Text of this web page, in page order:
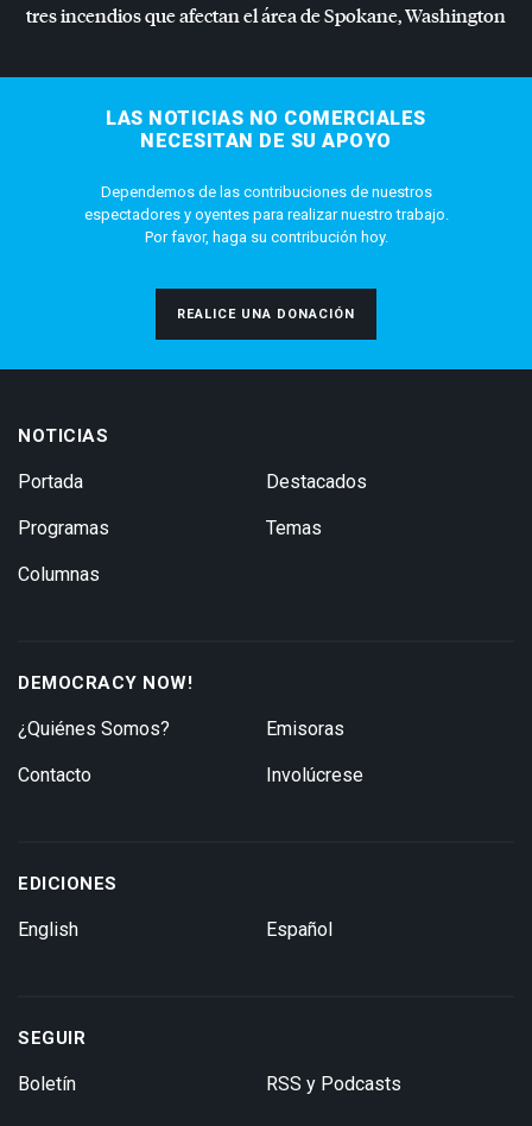
tres incendios que afectan el área de Spokane, Washington
LAS NOTICIAS NO COMERCIALES
NECESITAN DE SU APOYO
Dependemos de las contribuciones de nuestros
espectadores y oyentes para realizar nuestro trabajo.
Por favor, haga su contribución hoy.
REALICE UNA DONACIÓN
NOTICIAS
Portada
Programas
Columnas
Destacados
Temas
DEMOCRACY NOW!
¿Quiénes Somos?
Contacto
Emisoras
Involúcrese
EDICIONES
English Español
SEGUIR
Boletín RSS y Podcasts